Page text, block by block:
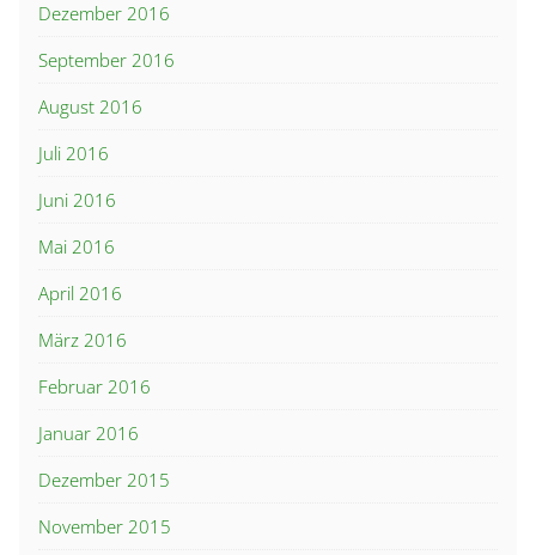
Dezember 2016
September 2016
August 2016
Juli 2016
Juni 2016
Mai 2016
April 2016
März 2016
Februar 2016
Januar 2016
Dezember 2015
November 2015